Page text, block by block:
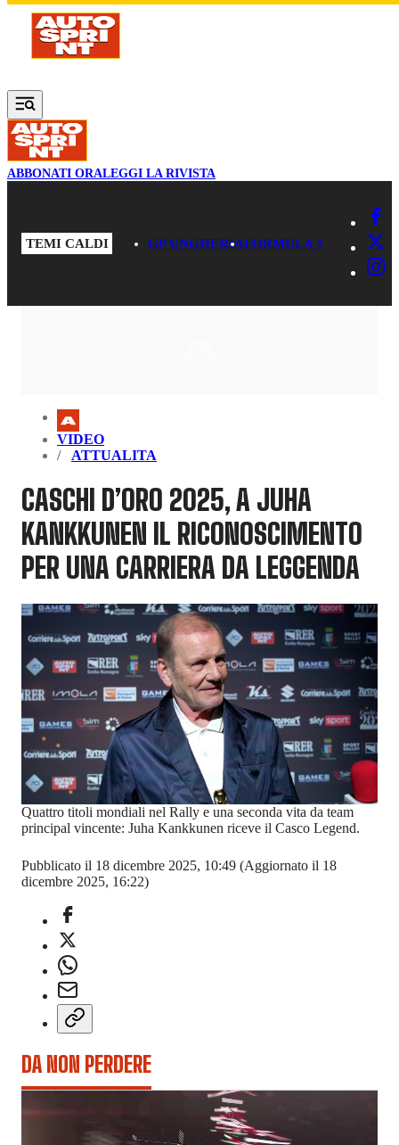
Vai al contenuto principale
ABBONATI ORALEGGI LA RIVISTA
TEMI CALDI GP UNGHERIAFORMULA 1
VIDEO
ATTUALITA
CASCHI D’ORO 2025, A JUHA
KANKKUNEN IL RICONOSCIMENTO
PER UNA CARRIERA DA LEGGENDA
Quattro titoli mondiali nel Rally e una seconda vita da team
principal vincente: Juha Kankkunen riceve il Casco Legend.
Pubblicato il 18 dicembre 2025, 10:49 (Aggiornato il 18
dicembre 2025, 16:22)
DA NON PERDERE